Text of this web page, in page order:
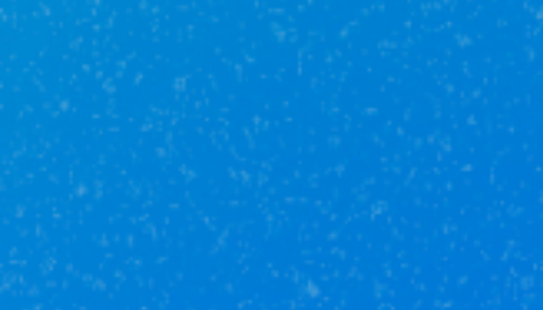
10 900 000₽
153.8 м² этаж
г Уфа, ул Юрия Гагарина, д 6